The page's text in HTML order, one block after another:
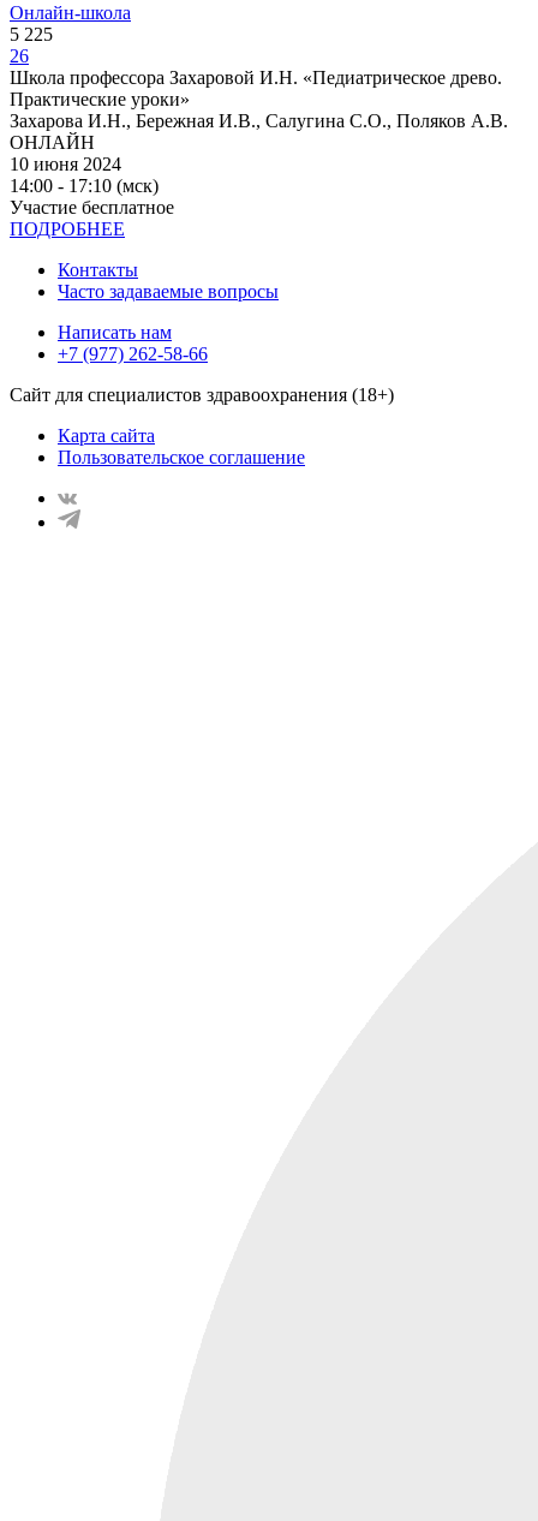
Онлайн-школа
5 225
26
Школа профессора Захаровой И.Н. «Педиатрическое древо.
Практические уроки»
Захарова И.Н., Бережная И.В., Салугина С.О., Поляков А.В.
ОНЛАЙН
10 июня 2024
14:00 - 17:10 (мск)
Участие бесплатное
ПОДРОБНЕЕ
Контакты
Часто задаваемые вопросы
Написать нам
+7 (977) 262-58-66
Сайт для специалистов здравоохранения (18+)
Карта сайта
Пользовательское соглашение